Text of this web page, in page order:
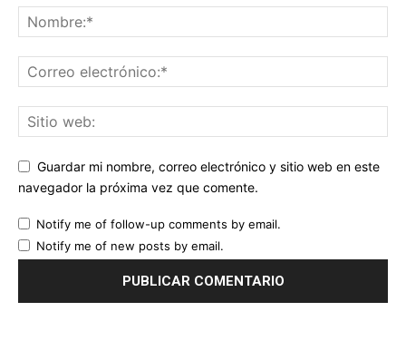
Guardar mi nombre, correo electrónico y sitio web en este
navegador la próxima vez que comente.
Notify me of follow-up comments by email.
Notify me of new posts by email.